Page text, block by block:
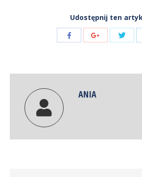
Udostępnij ten
Share
Share
ANIA